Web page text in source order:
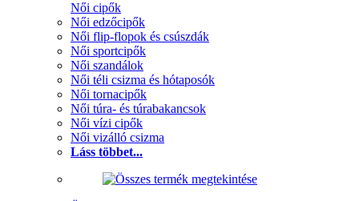
Női cipők
Női edzőcipők
Női flip-flopok és csúszdák
Női sportcipők
Női szandálok
Női téli csizma és hótaposók
Női tornacipők
Női túra- és túrabakancsok
Női vízi cipők
Női vizálló csizma
Láss többet...